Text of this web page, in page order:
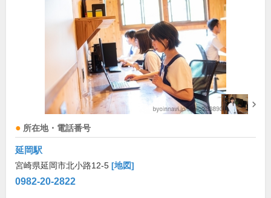
所在地・電話番号
延岡駅
宮崎県延岡市北小路12-5 [地図]
0982-20-2822